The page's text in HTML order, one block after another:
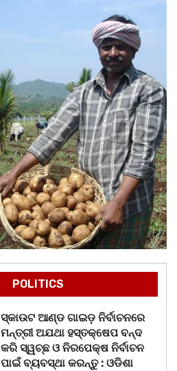
POLITICS
ସ୍କାଉଟ ଆଣ୍ଡ ଗାଇଡ଼ ନିର୍ବାଚନରେ
ମନ୍ତ୍ରୀ ଅଯଥା ହସ୍ତକ୍ଷେପ ବନ୍ଦ
କରି ସ୍ୱଚ୍ଛ ଓ ନିରପେକ୍ଷ ନିର୍ବାଚନ
ପାଇଁ ବ୍ୟବସ୍ଥା କରନ୍ତୁ : ଓଡିଶା